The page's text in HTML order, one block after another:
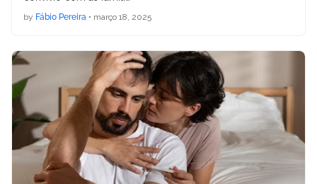
by Fábio Pereira • março 18, 2025